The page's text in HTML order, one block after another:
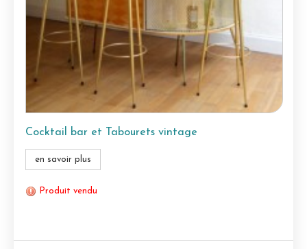
Cocktail bar et Tabourets vintage
en savoir plus
Produit vendu